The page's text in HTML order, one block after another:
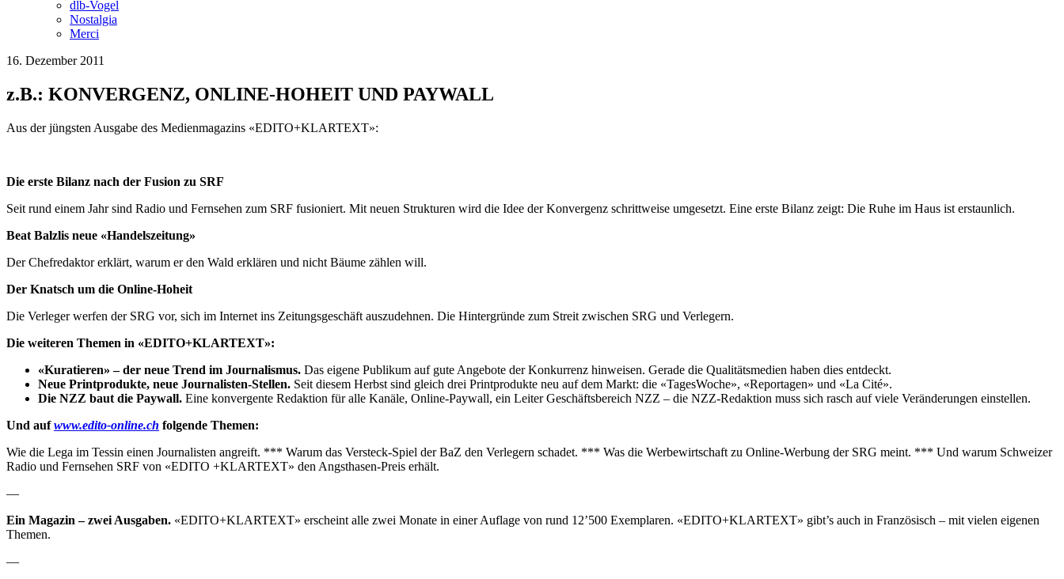
dlb-Vogel
Nostalgia
Merci
16. Dezember 2011
z.B.: KONVERGENZ, ONLINE-HOHEIT UND PAYWALL
Aus der jüngsten Ausgabe des Medienmagazins «EDITO+KLARTEXT»:
Die erste Bilanz nach der Fusion zu SRF
Seit rund einem Jahr sind Radio und Fernsehen zum SRF fusioniert. Mit neuen Strukturen wird die Idee der Konvergenz schrittweise umgesetzt. Eine erste Bilanz zeigt: Die Ruhe im Haus ist erstaunlich.
Beat Balzlis neue «Handelszeitung»
Der Chefredaktor erklärt, warum er den Wald erklären und nicht Bäume zählen will.
Der Knatsch um die Online-Hoheit
Die Verleger werfen der SRG vor, sich im Internet ins Zeitungsgeschäft auszudehnen. Die Hintergründe zum Streit zwischen SRG und Verlegern.
Die weiteren Themen in «EDITO+KLARTEXT»:
«Kuratieren» – der neue Trend im Journalismus. Das eigene Publikum auf gute Angebote der Konkurrenz hinweisen. Gerade die Qualitätsmedien haben dies entdeckt.
Neue Printprodukte, neue Journalisten-Stellen. Seit diesem Herbst sind gleich drei Printprodukte neu auf dem Markt: die «TagesWoche», «Reportagen» und «La Cité».
Die NZZ baut die Paywall. Eine konvergente Redaktion für alle Kanäle, Online-Paywall, ein Leiter Geschäftsbereich NZZ – die NZZ-Redaktion muss sich rasch auf viele Veränderungen einstellen.
Und aufwww.edito-online.ch folgende Themen:
Wie die Lega im Tessin einen Journalisten angreift. *** Warum das Versteck-Spiel der BaZ den Verlegern schadet. *** Was die Werbewirtschaft zu Online-Werbung der SRG meint. *** Und warum Schweizer
Radio und Fernsehen SRF von «EDITO +KLARTEXT» den Angsthasen-Preis erhält.
—
Ein Magazin – zwei Ausgaben. «EDITO+KLARTEXT» erscheint alle zwei Monate in einer Auflage von rund 12’500 Exemplaren. «EDITO+KLARTEXT» gibt’s auch in Französisch – mit vielen eigenen
Themen.
—